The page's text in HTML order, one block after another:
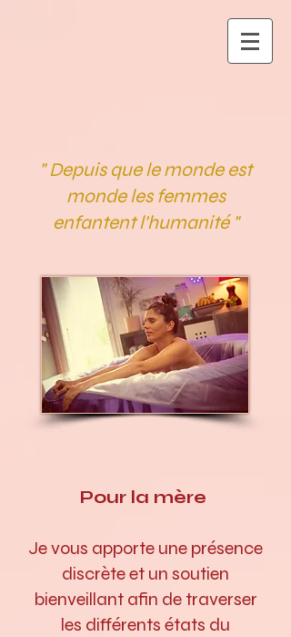
" Depuis que le monde est
monde les femmes
enfantent l'humanité "
Pour la mère
Je vous apporte une présence
discrète et un soutien
bienveillant afin de traverser
les différents états du